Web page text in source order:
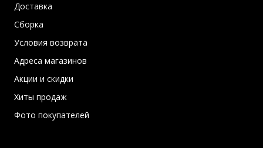
Доставка
Сборка
Условия возврата
Адреса магазинов
Акции и скидки
Хиты продаж
Фото покупателей